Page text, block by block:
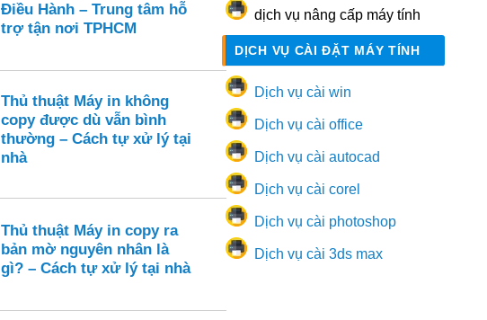
Điều Hành – Trung tâm hỗ
trợ tận nơi TPHCM
Thủ thuật Máy in không
copy được dù vẫn bình
thường – Cách tự xử lý tại
nhà
Thủ thuật Máy in copy ra
bản mờ nguyên nhân là
gì? – Cách tự xử lý tại nhà
dịch vụ nâng cấp máy tính
DỊCH VỤ CÀI ĐẶT MÁY TÍNH
Dịch vụ cài win
Dịch vụ cài office
Dịch vụ cài autocad
Dịch vụ cài corel
Dịch vụ cài photoshop
Dịch vụ cài 3ds max